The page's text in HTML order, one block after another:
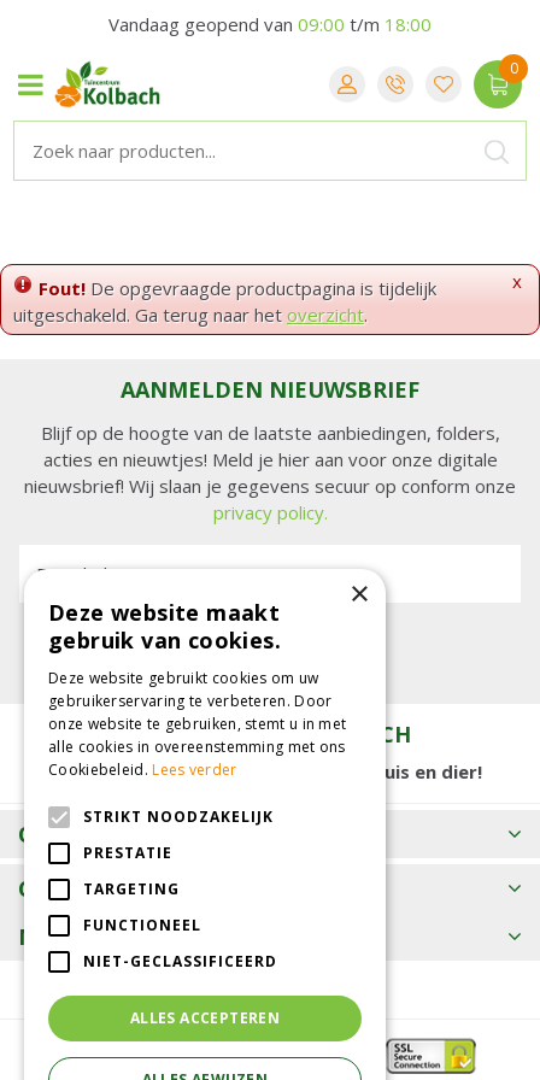
Vandaag geopend van 09:00 t/m 18:00
x
Fout! De opgevraagde productpagina is tijdelijk
uitgeschakeld. Ga terug naar het overzicht.
AANMELDEN NIEUWSBRIEF
Blijf op de hoogte van de laatste aanbiedingen, folders,
acties en nieuwtjes! Meld je hier aan voor onze digitale
nieuwsbrief! Wij slaan je gegevens secuur op conform onze
privacy policy.
E-mailadres:
TUINCENTRUM KOLBACH
15.000 m2 winkelplezier voor tuin, huis en dier!
OPENINGSTIJDEN
CONTACT
MEER INFORMATIE
×
Deze website maakt
gebruik van cookies.
Deze website gebruikt cookies om uw
gebruikerservaring te verbeteren. Door
onze website te gebruiken, stemt u in met
alle cookies in overeenstemming met ons
Cookiebeleid.Lees verder
STRIKT NOODZAKELIJK
PRESTATIE
TARGETING
FUNCTIONEEL
NIET-GECLASSIFICEERD
ALLES ACCEPTEREN